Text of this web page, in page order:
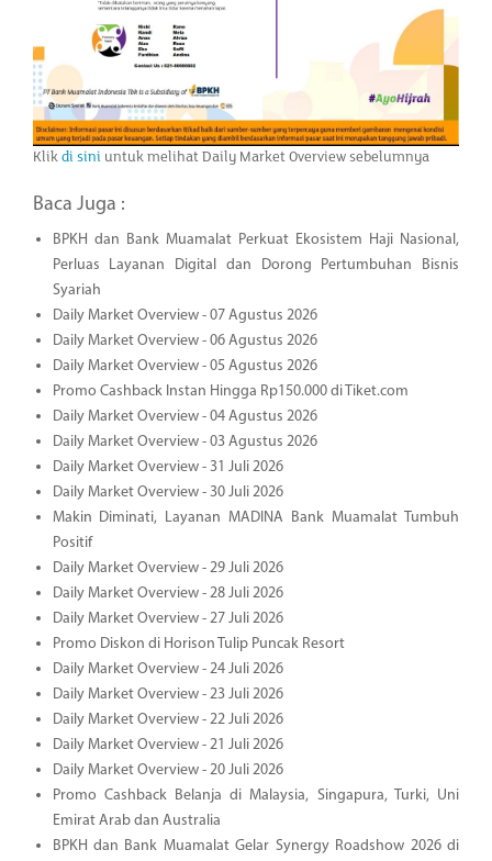
Klikdi sini untuk melihat Daily Market Overview sebelumnya
Baca Juga :
BPKH dan Bank Muamalat Perkuat Ekosistem Haji Nasional,
Perluas Layanan Digital dan Dorong Pertumbuhan Bisnis
Syariah
Daily Market Overview - 07 Agustus 2026
Daily Market Overview - 06 Agustus 2026
Daily Market Overview - 05 Agustus 2026
Promo Cashback Instan Hingga Rp150.000 di Tiket.com
Daily Market Overview - 04 Agustus 2026
Daily Market Overview - 03 Agustus 2026
Daily Market Overview - 31 Juli 2026
Daily Market Overview - 30 Juli 2026
Makin Diminati, Layanan MADINA Bank Muamalat Tumbuh
Positif
Daily Market Overview - 29 Juli 2026
Daily Market Overview - 28 Juli 2026
Daily Market Overview - 27 Juli 2026
Promo Diskon di Horison Tulip Puncak Resort
Daily Market Overview - 24 Juli 2026
Daily Market Overview - 23 Juli 2026
Daily Market Overview - 22 Juli 2026
Daily Market Overview - 21 Juli 2026
Daily Market Overview - 20 Juli 2026
Promo Cashback Belanja di Malaysia, Singapura, Turki, Uni
Emirat Arab dan Australia
BPKH dan Bank Muamalat Gelar Synergy Roadshow 2026 di